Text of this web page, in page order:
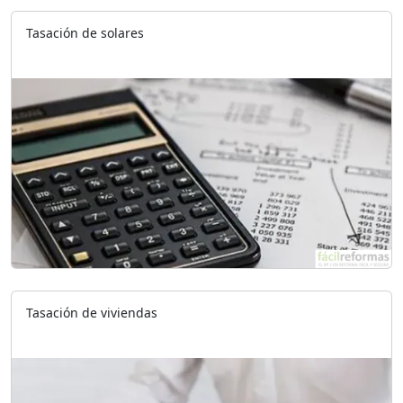
Tasación de solares
Tasación de viviendas